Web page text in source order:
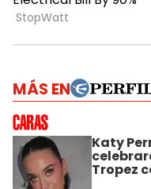
MÁS EN
Katy
Tropez